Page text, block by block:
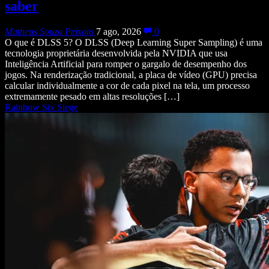
saber
Matheus Souza Peixoto 7 ago, 2026
0
O que é DLSS 5? O DLSS (Deep Learning Super Sampling) é uma
tecnologia proprietária desenvolvida pela NVIDIA que usa
Inteligência Artificial para romper o gargalo de desempenho dos
jogos. Na renderização tradicional, a placa de vídeo (GPU) precisa
calcular individualmente a cor de cada pixel na tela, um processo
extremamente pesado em altas resoluções […]
Rainbow Six Siege